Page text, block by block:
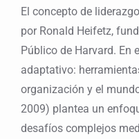
El concepto de
por Ronald Heifetz,
Público de Harvard. En
adaptativo:
organización y el
2009) plantea un
desafíos complejos